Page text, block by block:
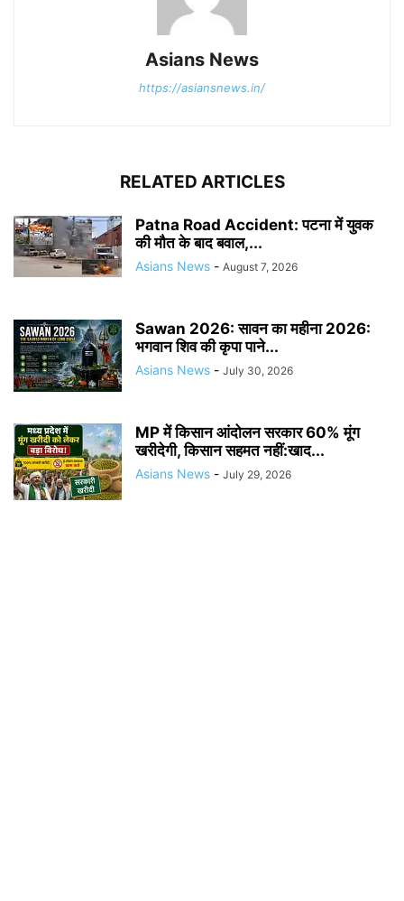
Asians News
https://asiansnews.in/
RELATED ARTICLES
Patna Road Accident: पटना में युवक
की मौत के बाद बवाल,...
Asians News - August 7, 2026
Sawan 2026: सावन का महीना 2026:
भगवान शिव की कृपा पाने...
Asians News - July 30, 2026
MP में किसान आंदोलन सरकार 60% मूंग
खरीदेगी, किसान सहमत नहीं:खाद...
Asians News - July 29, 2026